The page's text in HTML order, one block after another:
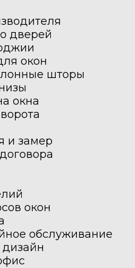
дверей
окон
шторы
окна
и замер
окон
обслуживание